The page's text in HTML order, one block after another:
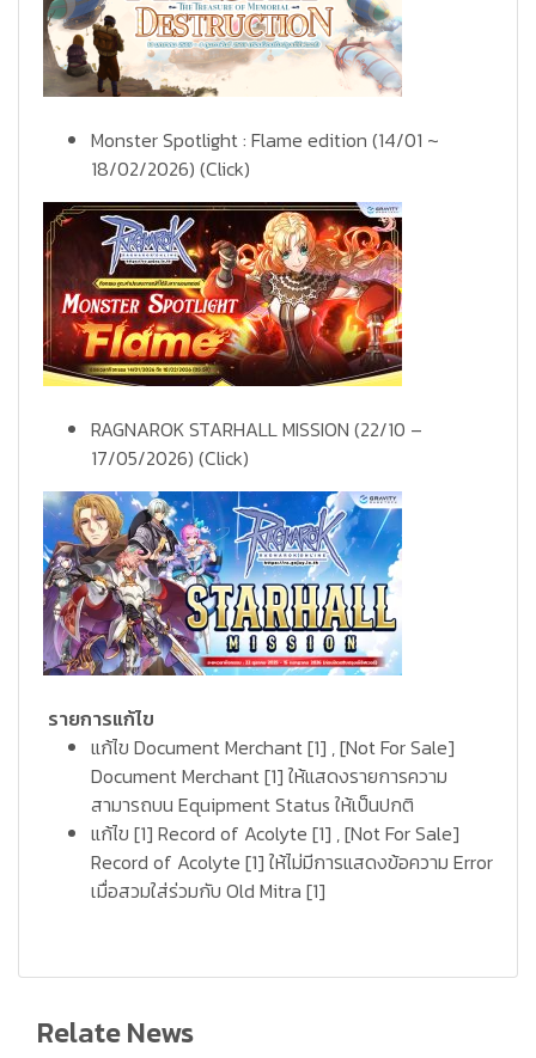
Monster Spotlight : Flame edition (14/01 ~
18/02/2026) (Click)
RAGNAROK STARHALL MISSION (22/10 –
17/05/2026) (Click)
รายการแก้ไข
แก้ไข Document Merchant [1] , [Not For Sale]
Document Merchant [1] ให้แสดงรายการความ
สามารถบน Equipment Status ให้เป็นปกติ
แก้ไข [1] Record of Acolyte [1] , [Not For Sale]
Record of Acolyte [1] ให้ไม่มีการแสดงข้อความ Error
เมื่อสวมใส่ร่วมกับ Old Mitra [1]
Relate News